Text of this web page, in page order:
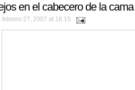
en el cabecero de la cama
febrero 27, 2007 at 18:15.